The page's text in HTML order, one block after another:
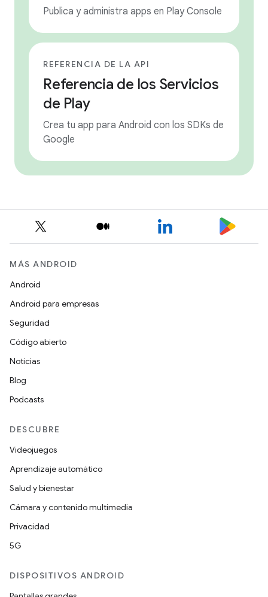
Publica y administra apps en Play Console
REFERENCIA DE LA API
Referencia de los Servicios
de Play
Crea tu app para Android con los SDKs de
Google
MÁS ANDROID
Android
Android para empresas
Seguridad
Código abierto
Noticias
Blog
Podcasts
DESCUBRE
Videojuegos
Aprendizaje automático
Salud y bienestar
Cámara y contenido multimedia
Privacidad
5G
DISPOSITIVOS ANDROID